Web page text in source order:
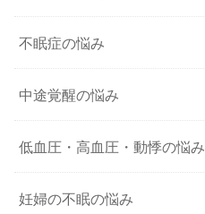
不眠症の悩み
中途覚醒の悩み
低血圧・高血圧・動悸の悩み
妊婦の不眠の悩み